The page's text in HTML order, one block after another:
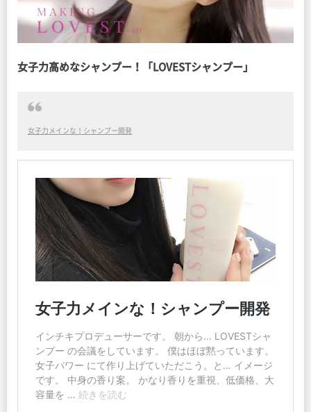
女子力高めなシャンプー！「LOVESTシャンプー」
女子力メインな！シャンプー開発